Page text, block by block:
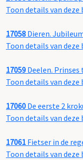
Toon details van deze
17058 Dieren.
Toon details van deze
17059 Deelen. Prinses
Toon details van deze
17060 De eerste 2
Toon details van deze
17061 Fietser in de
Toon details van deze